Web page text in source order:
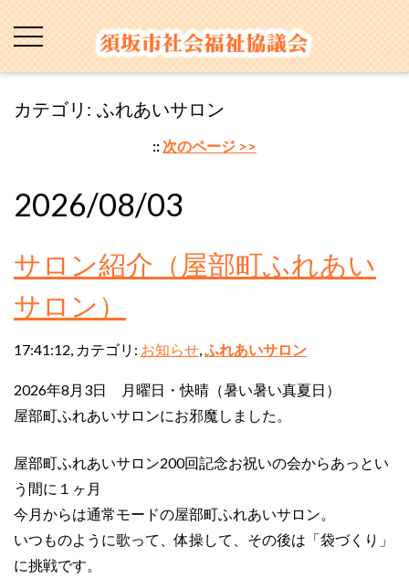
カテゴリ: ふれあいサロン
:: 次のページ >>
2026/08/03
サロン紹介（屋部町ふれあい
サロン）
17:41:12, カテゴリ: お知らせ,ふれあいサロン
2026年8月3日 月曜日・快晴（暑い暑い真夏日）
屋部町ふれあいサロンにお邪魔しました。
屋部町ふれあいサロン200回記念お祝いの会からあっとい
う間に１ヶ月
今月からは通常モードの屋部町ふれあいサロン。
いつものように歌って、体操して、その後は「袋づくり」
に挑戦です。